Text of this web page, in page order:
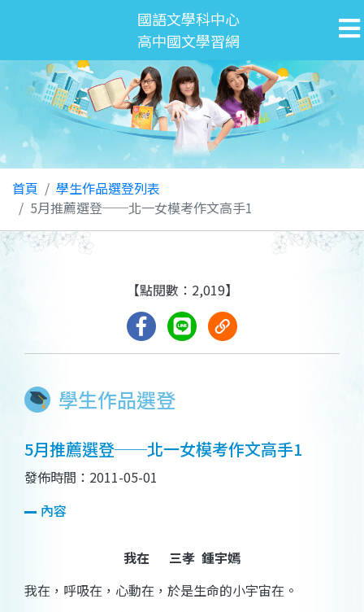
國語文學科中心
高中國文學習網
首頁
學生作品選登列表
5月推薦選登──北一女模考作文高手1
學生作品選登
【點閱數：2,019】
5月推薦選登──北一女模考作文高手1
發佈時間：2011-05-01
內容
我在 三孝 鍾宇嫣
我在，呼吸在，心動在，於是生命的小宇宙在。